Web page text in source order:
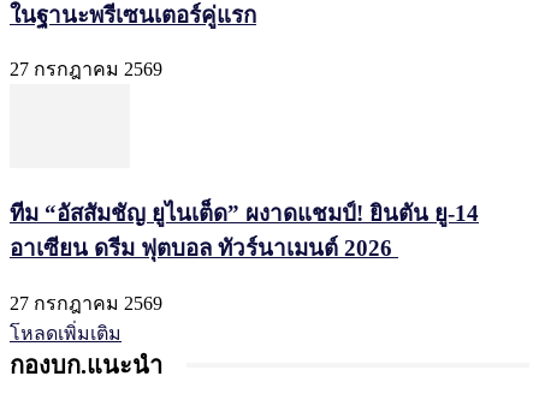
ในฐานะพรีเซนเตอร์คู่แรก
27 กรกฎาคม 2569
ทีม “อัสสัมชัญ ยูไนเต็ด” ผงาดแชมป์! ยินตัน ยู-14
อาเซียน ดรีม ฟุตบอล ทัวร์นาเมนต์ 2026
27 กรกฎาคม 2569
โหลดเพิ่มเติม
กองบก.แนะนำ